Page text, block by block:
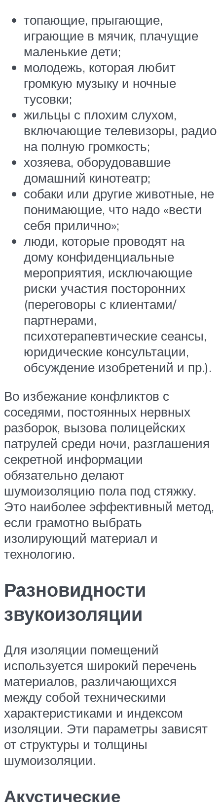
топающие, прыгающие,
играющие в мячик, плачущие
маленькие дети;
молодежь, которая любит
громкую музыку и ночные
тусовки;
жильцы с плохим слухом,
включающие телевизоры, радио
на полную громкость;
хозяева, оборудовавшие
домашний кинотеатр;
собаки или другие животные, не
понимающие, что надо «вести
себя прилично»;
люди, которые проводят на
дому конфиденциальные
мероприятия, исключающие
риски участия посторонних
(переговоры с клиентами/
партнерами,
психотерапевтические сеансы,
юридические консультации,
обсуждение изобретений и пр.).
Во избежание конфликтов с
соседями, постоянных нервных
разборок, вызова полицейских
патрулей среди ночи, разглашения
секретной информации
обязательно делают
шумоизоляцию пола под стяжку.
Это наиболее эффективный метод,
если грамотно выбрать
изолирующий материал и
технологию.
Разновидности
звукоизоляции
Для изоляции помещений
используется широкий перечень
материалов, различающихся
между собой техническими
характеристиками и индексом
изоляции. Эти параметры зависят
от структуры и толщины
шумоизоляции.
Акустические